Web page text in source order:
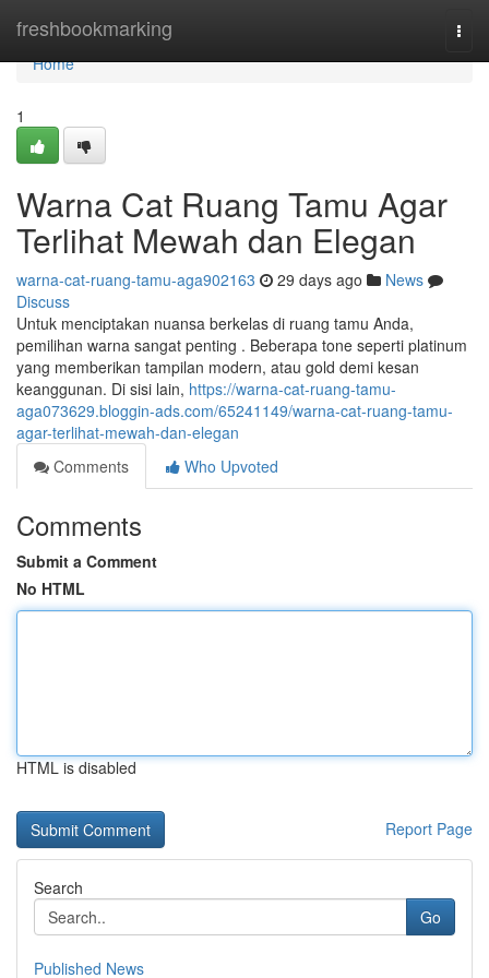
freshbookmarking
Home
Home
1
Warna Cat Ruang Tamu Agar
Terlihat Mewah dan Elegan
warna-cat-ruang-tamu-aga902163 29 days ago
News
Discuss
Untuk menciptakan nuansa berkelas di ruang tamu Anda,
pemilihan warna sangat penting . Beberapa tone seperti platinum
yang memberikan tampilan modern, atau gold demi kesan
keanggunan. Di sisi lain, https://warna-cat-ruang-tamu-
aga073629.bloggin-ads.com/65241149/warna-cat-ruang-tamu-
agar-terlihat-mewah-dan-elegan
Comments
Who Upvoted
Comments
Submit a Comment
No HTML
HTML is disabled
Report Page
Search
Go
Published News